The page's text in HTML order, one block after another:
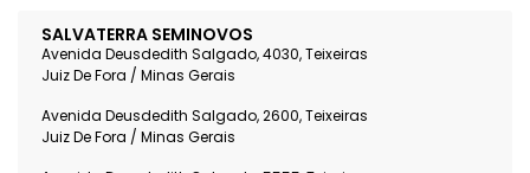
SALVATERRA SEMINOVOS
Avenida Deusdedith Salgado, 4030, Teixeiras
Juiz De Fora / Minas Gerais
Avenida Deusdedith Salgado, 2600, Teixeiras
Juiz De Fora / Minas Gerais